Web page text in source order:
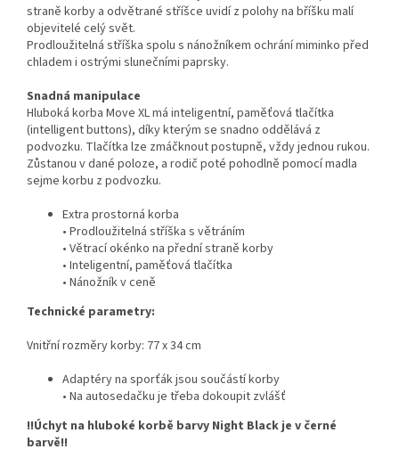
straně korby a odvětrané stříšce uvidí z polohy na bříšku malí
objevitelé celý svět.
Prodloužitelná stříška spolu s nánožníkem ochrání miminko před
chladem i ostrými slunečními paprsky.
Snadná manipulace
Hluboká korba Move XL má inteligentní, paměťová tlačítka
(intelligent buttons), díky kterým se snadno oddělává z
podvozku. Tlačítka lze zmáčknout postupně, vždy jednou rukou.
Zůstanou v dané poloze, a rodič poté pohodlně pomocí madla
sejme korbu z podvozku.
Extra prostorná korba
• Prodloužitelná stříška s větráním
• Větrací okénko na přední straně korby
• Inteligentní, paměťová tlačítka
• Nánožník v ceně
Technické parametry:
Vnitřní rozměry korby: 77 x 34 cm
Adaptéry na sporťák jsou součástí korby
• Na autosedačku je třeba dokoupit zvlášť
!!Úchyt na hluboké korbě barvy Night Black je v černé
barvě!!